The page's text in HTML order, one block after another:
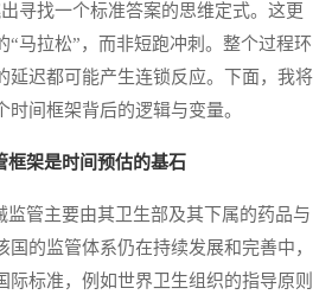
寻找一个标准答案的思维定式。这更
“马拉松”，而非短跑冲刺。整个过程环
延迟都可能产生连锁反应。下面，我将
时间框架背后的逻辑与变量。
框架是时间预估的基石
管主要由其卫生部及其下属的药品与
国的监管体系仍在持续发展和完善中，
际标准，例如世界卫生组织的指导原则